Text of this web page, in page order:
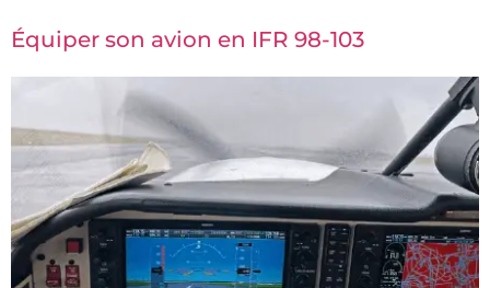
Équiper son avion en IFR 98-103